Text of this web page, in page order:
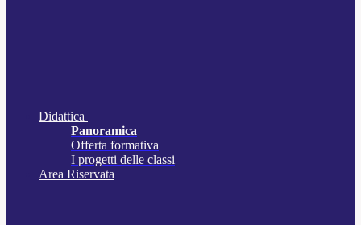
Didattica
Panoramica
Offerta formativa
I progetti delle classi
Area Riservata